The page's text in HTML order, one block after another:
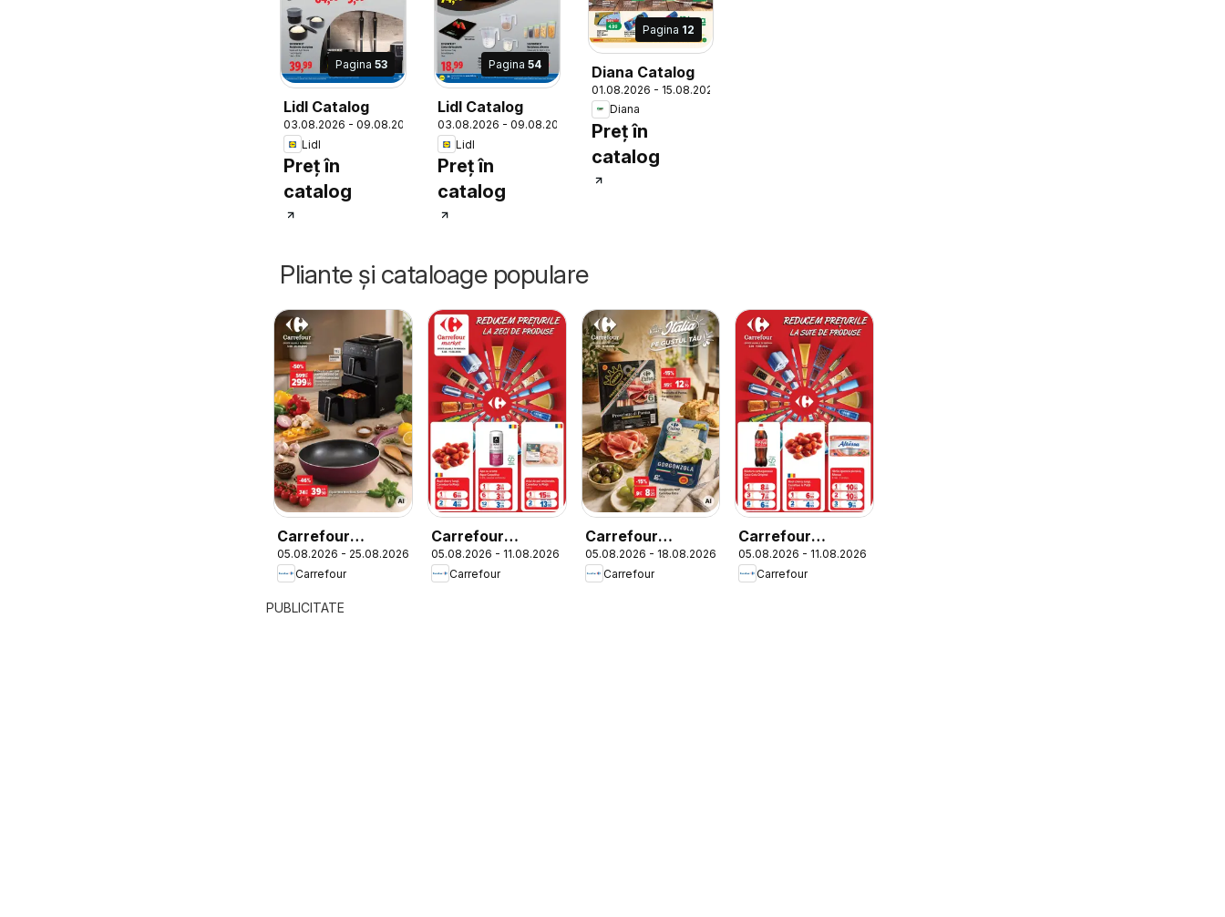
Pagina 53
Lidl Catalog
03.08.2026 - 09.08.2026
Lidl
Preț în
catalog
Pagina 54
Lidl Catalog
03.08.2026 - 09.08.2026
Lidl
Preț în
catalog
Pagina 12
Diana Catalog
01.08.2026 - 15.08.2026
Diana
Preț în
catalog
Pliante și cataloage populare
Carrefour
Catalog Nonfood
05.08.2026 - 25.08.2026
Carrefour
Carrefour
Catalog Market
05.08.2026 - 11.08.2026
Carrefour
Carrefour
Catalog Special
Italian week
05.08.2026 - 18.08.2026
Carrefour
Carrefour
Catalog
05.08.2026 - 11.08.2026
Carrefour
PUBLICITATE